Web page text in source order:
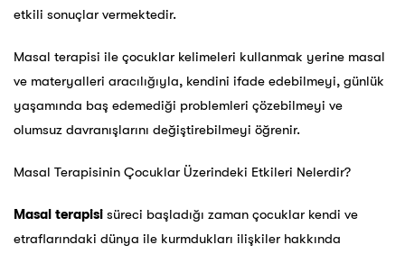
etkili sonuçlar vermektedir.
Masal terapisi ile çocuklar kelimeleri kullanmak yerine masal
ve materyalleri aracılığıyla, kendini ifade edebilmeyi, günlük
yaşamında baş edemediği problemleri çözebilmeyi ve
olumsuz davranışlarını değiştirebilmeyi öğrenir.
Masal Terapisinin Çocuklar Üzerindeki Etkileri Nelerdir?
Masal terapisi süreci başladığı zaman çocuklar kendi ve
etraflarındaki dünya ile kurmdukları ilişkiler hakkında